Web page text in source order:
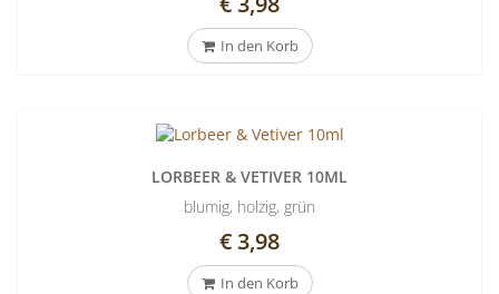
In den Korb
LORBEER & VETIVER 10ML
blumig, holzig, grün
€ 3,98
In den Korb